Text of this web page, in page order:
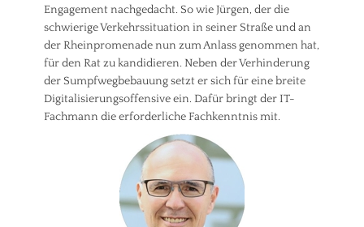
Engagement nachgedacht. So wie Jürgen, der die
schwierige Verkehrssituation in seiner Straße und an
der Rheinpromenade nun zum Anlass genommen hat,
für den Rat zu kandidieren. Neben der Verhinderung
der Sumpfwegbebauung setzt er sich für eine breite
Digitalisierungsoffensive ein. Dafür bringt der IT-
Fachmann die erforderliche Fachkenntnis mit.